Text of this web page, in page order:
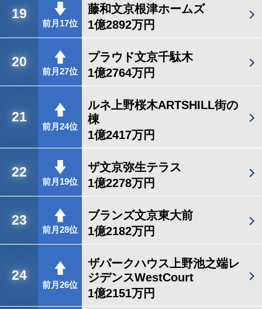
19
前月17位
藤和文京根津ホームズ
1億2892万円
20
前月27位
プラウド文京千駄木
1億2764万円
21
前月24位
ルネ上野桜木ARTSHILL街の
棟
1億2417万円
22
前月19位
ザ文京弥生テラス
1億2278万円
23
前月28位
ブランズ文京東大前
1億2182万円
24
前月26位
ザパークハウス上野池之端レ
ジデンスWestCourt
1億2151万円